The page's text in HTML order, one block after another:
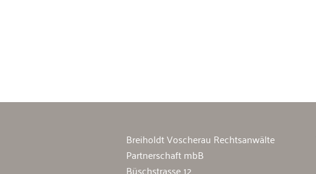
Breiholdt Voscherau Rechtsanwälte
Partnerschaft mbB
Büschstrasse 12